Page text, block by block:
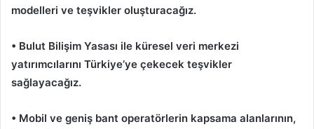
modelleri ve teşvikler oluşturacağız.
• Bulut Bilişim Yasası ile küresel veri merkezi
yatırımcılarını Türkiye’ye çekecek teşvikler
sağlayacağız.
• Mobil ve geniş bant operatörlerin kapsama alanlarının,